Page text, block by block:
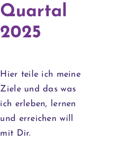
Quartal
2025
Hier teile ich meine
Ziele und das was
ich erleben, lernen
und erreichen will
mit Dir.